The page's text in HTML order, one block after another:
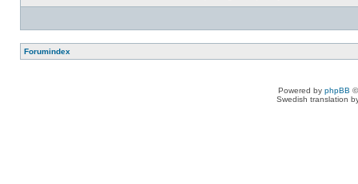
Forumindex
Powered by phpBB
Swedish translation